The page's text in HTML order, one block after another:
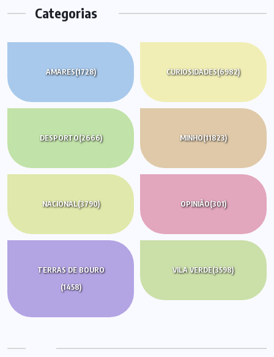
Categorias
AMARES(1728) CURIOSIDADES(6982)
DESPORTO(2666) MINHO(11823)
NACIONAL(3790) OPINIÃO(301)
TERRAS DE BOURO
(1458)
VILA VERDE(3598)